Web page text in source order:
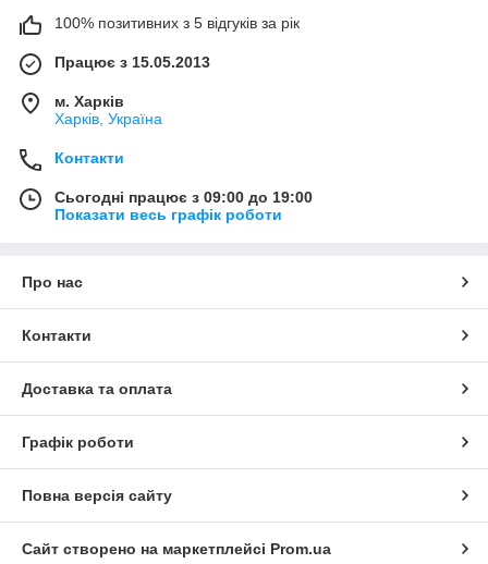
100% позитивних з 5 відгуків за рік
Працює з 15.05.2013
м. Харків
Харків, Україна
Контакти
Сьогодні працює з 09:00 до 19:00
Показати весь графік роботи
Про нас
Контакти
Доставка та оплата
Графік роботи
Повна версія сайту
Сайт створено на маркетплейсі Prom.ua